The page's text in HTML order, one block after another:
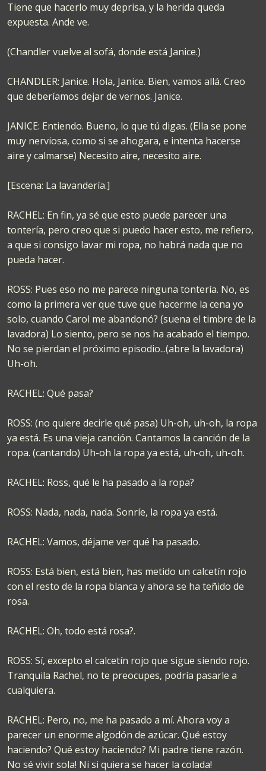
Tiene que hacerlo muy deprisa, y la herida queda
expuesta. Ande ve.
(Chandler vuelve al sofá, donde está Janice.)
CHANDLER: Janice. Hola, Janice. Bien, vamos allá. Creo
que deberíamos dejar de vernos. Janice.
JANICE: Entiendo. Bueno, lo que tú digas. (Ella se pone
muy nerviosa, como si se ahogara, e intenta hacerse
aire y calmarse) Necesito aire, necesito aire.
[Escena: La lavandería.]
RACHEL: En fin, ya sé que esto puede parecer una
tontería, pero creo que si puedo hacer esto, me refiero,
a que si consigo lavar mi ropa, no habrá nada que no
pueda hacer.
ROSS: Pues eso no me parece ninguna tontería. No, es
como la primera ver que tuve que hacerme la cena yo
solo, cuando Carol me abandonó? (suena el timbre de la
lavadora) Lo siento, pero se nos ha acabado el tiempo.
No se pierdan el próximo episodio...(abre la lavadora)
Uh-oh.
RACHEL: Qué pasa?
ROSS: (no quiere decirle qué pasa) Uh-oh, uh-oh, la ropa
ya está. Es una vieja canción. Cantamos la canción de la
ropa. (cantando) Uh-oh la ropa ya está, uh-oh, uh-oh.
RACHEL: Ross, qué le ha pasado a la ropa?
ROSS: Nada, nada, nada. Sonríe, la ropa ya está.
RACHEL: Vamos, déjame ver qué ha pasado.
ROSS: Está bien, está bien, has metido un calcetín rojo
con el resto de la ropa blanca y ahora se ha teñido de
rosa.
RACHEL: Oh, todo está rosa?.
ROSS: Sí, excepto el calcetín rojo que sigue siendo rojo.
Tranquila Rachel, no te preocupes, podría pasarle a
cualquiera.
RACHEL: Pero, no, me ha pasado a mí. Ahora voy a
parecer un enorme algodón de azúcar. Qué estoy
haciendo? Qué estoy haciendo? Mi padre tiene razón.
No sé vivir sola! Ni si quiera se hacer la colada!